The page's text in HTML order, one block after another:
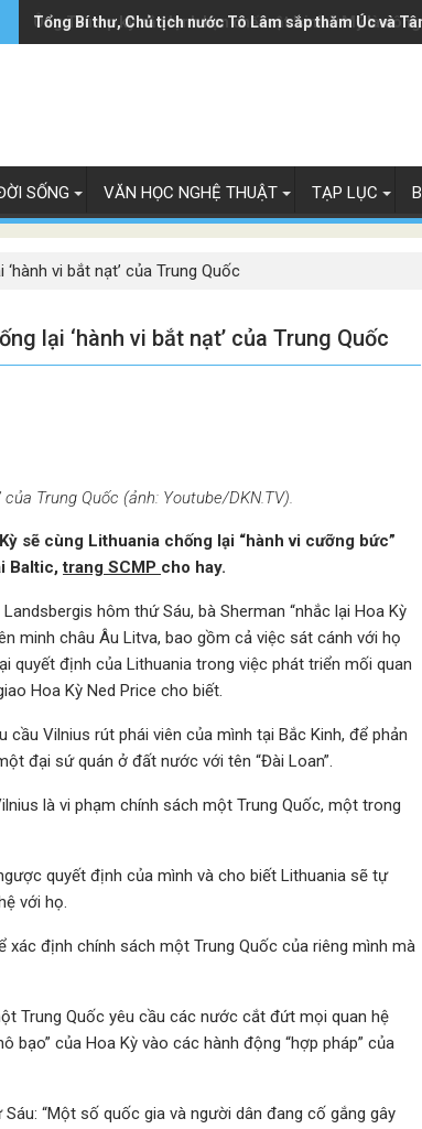
Ông Trump ký sắc lệnh hạn chế luật 'sinh ở Mỹ là công
Tổng Bí thư, Chủ tịch nước Tô Lâm sắp thăm Úc và Tân
SỐNG VĂN HỌC NGHỆ THUẬT TẠP LỤC
vi bắt nạt’ của Trung Quốc
lại ‘hành vi bắt nạt’ của Trung Quốc
Trung Quốc (ảnh: Youtube/DKN.TV).
sẽ cùng Lithuania chống lại “hành vi cưỡng bức”
Baltic,trang SCMP cho hay.
hôm thứ Sáu, bà Sherman “nhắc lại Hoa Kỳ
minh châu Âu Litva, bao gồm cả việc sát cánh với họ
quyết định của Lithuania trong việc phát triển mối quan
Hoa Kỳ Ned Price cho biết.
Vilnius rút phái viên của mình tại Bắc Kinh, để phản
đại sứ quán ở đất nước với tên “Đài Loan”.
là vi phạm chính sách một Trung Quốc, một trong
quyết định của mình và cho biết Lithuania sẽ tự
với họ.
định chính sách một Trung Quốc của riêng mình mà
Trung Quốc yêu cầu các nước cắt đứt mọi quan hệ
của Hoa Kỳ vào các hành động “hợp pháp” của
“Một số quốc gia và người dân đang cố gắng gây